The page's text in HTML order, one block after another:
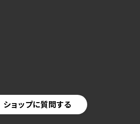
ショップに質問する